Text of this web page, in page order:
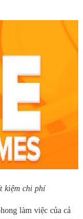
kiệm chi phí
làm việc của cả